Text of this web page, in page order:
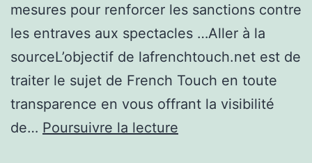
mesures pour renforcer les sanctions contre
les entraves aux spectacles …Aller à la
sourceL’objectif de lafrenchtouch.net est de
traiter le sujet de French Touch en toute
transparence en vous offrant la visibilité
de… Poursuivre la lecture